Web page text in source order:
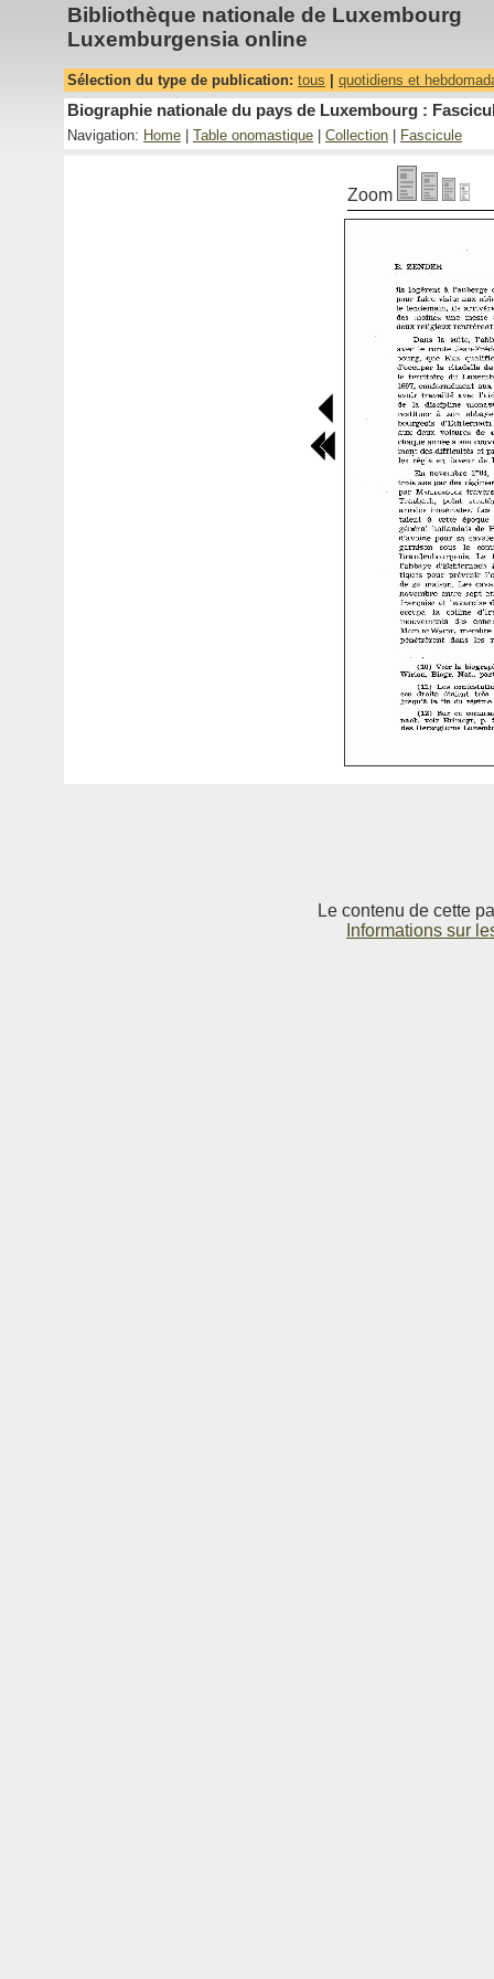
Bibliothèque nationale de Luxembourg
Luxemburgensia online
Sélection du type de publication: tous quotidiens et
Biographie nationale du pays de Luxembourg :
Navigation: Home Table onomastique Collection Fascicule
Zoom
Le contenu de cette
Informations sur